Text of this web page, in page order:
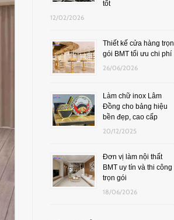
tốt
12/02/2026
Thiết kế cửa hàng trọn
gói BMT tối ưu chi phí
26/06/2026
Làm chữ inox Lâm
Đồng cho bảng hiệu
bền đẹp, cao cấp
20/12/2025
Đơn vị làm nội thất
BMT uy tín và thi công
trọn gói
18/06/2026